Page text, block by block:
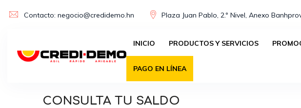
Contacto: negocio@credidemo.hn Plaza Juan Pablo, 2.º Nivel, Anexo
INICIO PRODUCTOS Y SERVICIOS
PAGO EN LÍNEA
CONSULTA TU SALDO